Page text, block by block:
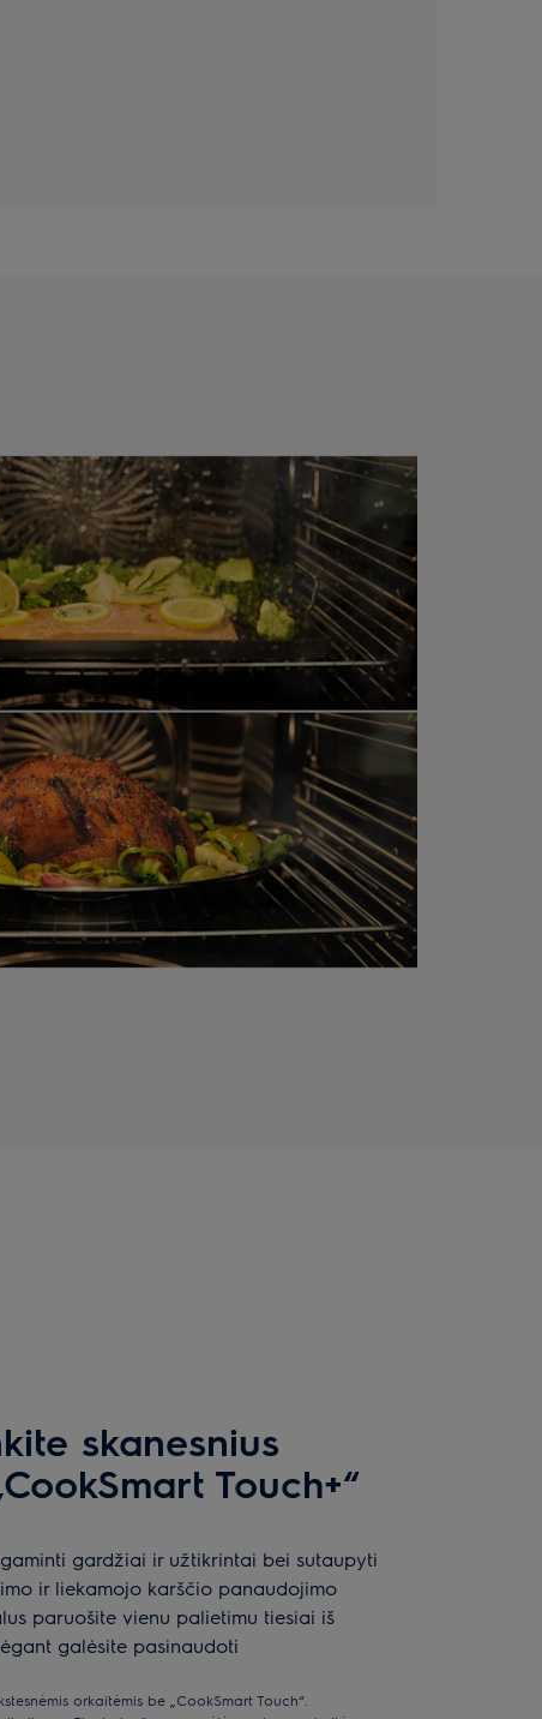
skanesnius
Touch+“
gaminti gardžiai ir užtikrintai bei sutaupyti
ir liekamojo karščio panaudojimo
paruošite vienu palietimu tiesiai iš
galėsite pasinaudoti
orkaitėmis be „CookSmart Touch“.